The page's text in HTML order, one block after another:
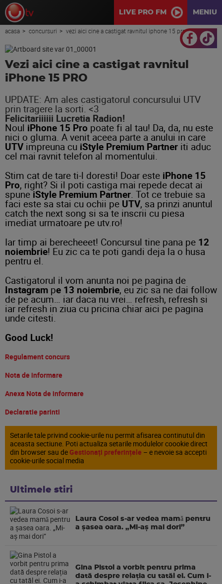
LIVE PRO FM MENIU
acasa concursuri vezi aici cine a castigat ravnitul iphone 15 pro
Vezi aici cine a castigat ravnitul
iPhone 15 PRO
UPDATE: Am ales castigatorul concursului UTV
prin tragere la sorti. <3
Felicitariiiiii Lucretia Radion!
Noul iPhone 15 Pro poate fi al tau! Da, da, nu este
nici o gluma. A venit aceea parte a anului in care
UTVimpreuna cu iStyle Premium Partner iti aduc
cel mai ravnit telefon al momentului.
Stim cat de tare ti-l doresti! Doar este iPhone 15
Pro, right? Si il poti castiga mai repede decat ai
spuneiStyle Premium Partner. Tot ce trebuie sa
faci este sa stai cu ochii pe UTV, sa prinzi anuntul
catch the next song si sa te inscrii cu piesa
imediat urmatoare pe utv.ro!
Iar timp ai berecheeet! Concursul tine pana pe 12
noiembrie! Eu zic ca te poti gandi deja la o husa
pentru el.
Castigatorul il vom anunta noi pe pagina de
Instagram pe 13 noiembrie, eu zic sa ne dai follow
de pe acum… iar daca nu vrei… refresh, refresh si
iar refresh in ziua cu pricina chiar aici pe pagina
unde citesti.
Good Luck!
Regulament concurs
Nota de informare
Anexa Nota de informare
Declaratie parinti
Setarile tale privind cookie-urile nu permit afisarea continutul din
aceasta sectiune. Poti actualiza setarile modulelor coookie direct
din browser sau de Gestionați preferințele – e nevoie sa accepti
cookie-urile social media
Ultimele stiri
Laura Cosoi s-ar vedea mamǎ pentru
a şasea oara. „Mi-aș mai dori”
Gina Pistol a vorbit pentru prima
dată despre relația cu tatăl ei. Cum i-